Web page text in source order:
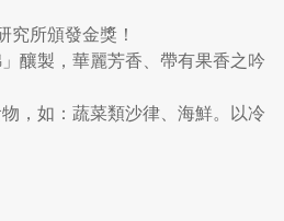
究所頒發金獎 ！
釀製，華麗芳香、帶有果香之吟
，如：蔬菜類沙律、海鮮。以冷